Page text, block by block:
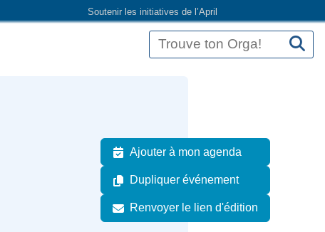
Soutenir les initiatives de l’April
Ajouter à mon agenda
Dupliquer événement
Renvoyer le lien d'édition